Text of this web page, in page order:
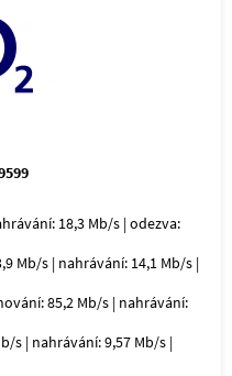
18,3 Mb/s | odezva:
Mb/s | nahrávání: 14,1 Mb/s |
85,2 Mb/s | nahrávání:
s | nahrávání: 9,57 Mb/s |